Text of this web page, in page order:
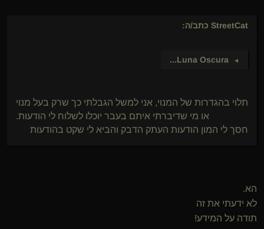
StreetCat כתב/ה:
►
Luna Oscura
...
תלוי בהגדרות של המנוי, אני למשל הגבלתי כך שרק בעל מנוי
או מי שדיברתי איתם בעבר יוכלו לשלוח לי הודעות.
חסך לי המון הודעות העתק הדבק והביא לי שקט בהודעות
הא.
לא ידעתי את זה
תודה על המידע!